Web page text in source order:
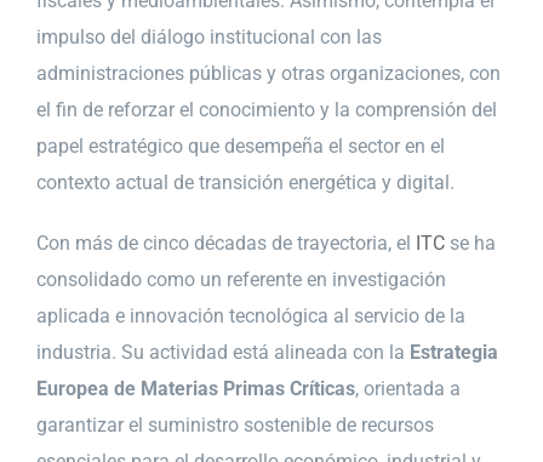
impulso del diálogo institucional con las
administraciones públicas y otras organizaciones, con
el fin de reforzar el conocimiento y la comprensión del
papel estratégico que desempeña el sector en el
contexto actual de transición energética y digital.
Con más de cinco décadas de trayectoria, el ITC se ha
consolidado como un referente en investigación
aplicada e innovación tecnológica al servicio de la
industria. Su actividad está alineada con la Estrategia
Europea de Materias Primas Críticas, orientada a
garantizar el suministro sostenible de recursos